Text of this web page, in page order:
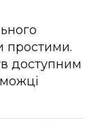
простими.
доступним